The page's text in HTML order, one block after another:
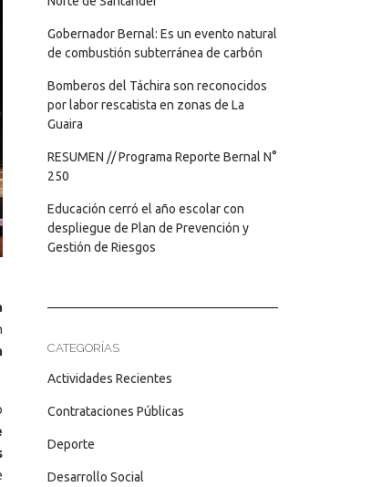
Gobernador Bernal: Es un evento natural
de combustión subterránea de carbón
Bomberos del Táchira son reconocidos
por labor rescatista en zonas de La
Guaira
RESUMEN // Programa Reporte Bernal N°
250
Educación cerró el año escolar con
despliegue de Plan de Prevención y
Gestión de Riesgos
CATEGORÍAS
Actividades Recientes
Contrataciones Públicas
Deporte
Desarrollo Social